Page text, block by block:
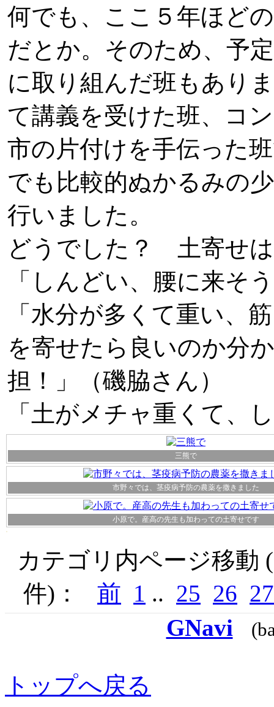
何でも、ここ５年ほど
だとか。そのため、予
に取り組んだ班もあり
て講義を受けた班、コ
市の片付けを手伝った
でも比較的ぬかるみの
行いました。
どうでした？ 土寄せ
「しんどい、腰に来そ
「水分が多くて重い
を寄せたら良いのか分
担！」（磯脇さん）
「土がメチャ重くて、
三熊で
市野々では、茎疫病予防の農薬を撒きました
小原で。産高の先生も加わっての土寄せです
カテゴリ内ページ移動
件)： 前 1 .. 25 26 27
GNavi
トップへ戻る